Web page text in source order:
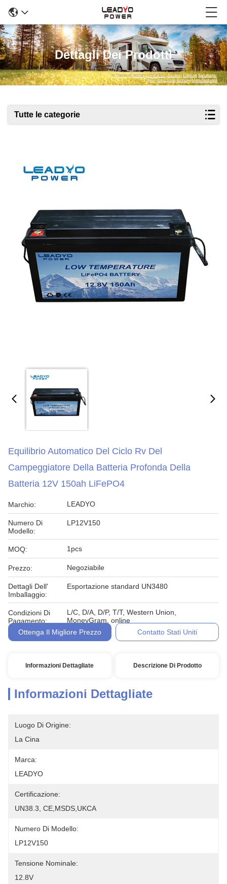
Dettagli Dei Prodotti
Tutte le categorie
Equilibrio Automatico Del Ciclo Rv Del
Campeggiatore Della Batteria Profonda Della
Batteria 12V 150ah LiFePO4
Marchio: LEADYO
Numero Di
Modello:
LP12V150
MOQ: 1pcs
Prezzo: Negoziabile
Dettagli Dell'
Imballaggio:
Esportazione standard UN3480
Condizioni Di
Pagamento:
L/C, D/A, D/P, T/T, Western Union,
MoneyGram, online
Ottenga Il Migliore Prezzo
Contatto Stati Uniti
Informazioni Dettagliate Descrizione Di Prodotto
Informazioni Dettagliate
Luogo Di Origine:
La Cina
Marca:
LEADYO
Certificazione:
UN38.3, CE,MSDS,UKCA
Numero Di Modello:
LP12V150
Tensione Nominale:
12.8V